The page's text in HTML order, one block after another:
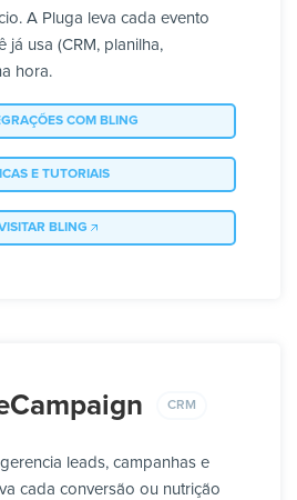
A Pluga leva cada evento
já usa (CRM, planilha,
hora.
COM BLING
E TUTORIAIS
BLING
CRM
leads, campanhas e
cada conversão ou nutrição